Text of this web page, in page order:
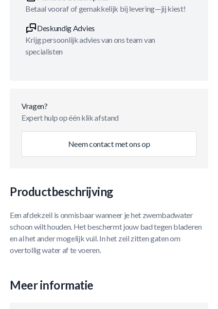
Betaal vooraf of gemakkelijk bij levering—jij kiest!
Deskundig Advies
Krijg persoonlijk advies van ons team van
specialisten
Vragen?
Expert hulp op één klik afstand
Neem contact met ons op
Productbeschrijving
Een afdekzeil is onmisbaar wanneer je het zwembadwater
schoon wilt houden. Het beschermt jouw bad tegen bladeren
en al het ander mogelijk vuil. In het zeil zitten gaten om
overtollig water af te voeren.
Meer informatie